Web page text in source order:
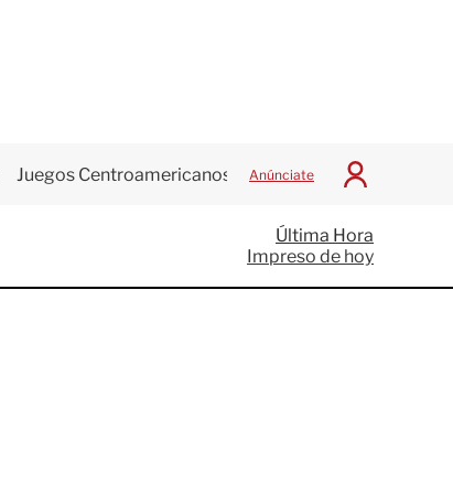
Juegos Centroamericanos Anúnciate
I
c
i
a
Última Hora
Impreso de hoy